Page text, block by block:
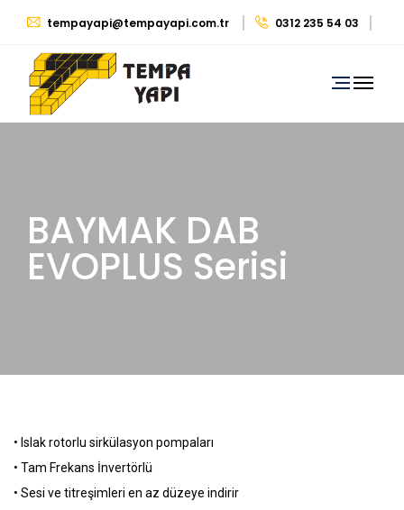
tempayapi@tempayapi.com.tr 0312 235 54 03
0530 879 29 39
BAYMAK DAB
EVOPLUS Serisi
• Islak rotorlu sirkülasyon pompaları
• Tam Frekans İnvertörlü
• Sesi ve titreşimleri en az düzeye indirir